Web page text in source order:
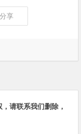
分享
请联系我们删除，